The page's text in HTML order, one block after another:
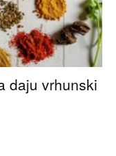
daju vrhunski